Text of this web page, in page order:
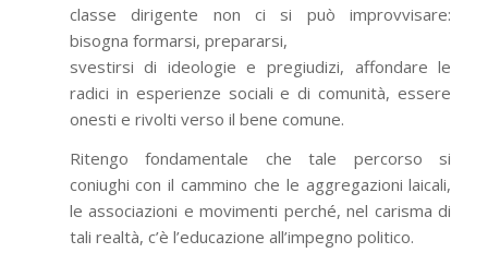
classe dirigente non ci si può improvvisare:
bisogna formarsi, prepararsi,
svestirsi di ideologie e pregiudizi, affondare le
radici in esperienze sociali e di comunità, essere
onesti e rivolti verso il bene comune.
Ritengo fondamentale che tale percorso si
coniughi con il cammino che le aggregazioni laicali,
le associazioni e movimenti perché, nel carisma di
tali realtà, c’è l’educazione all’impegno politico.